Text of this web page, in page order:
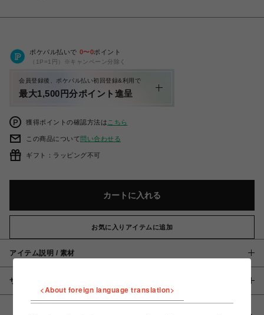
ポケパル払いで 0〜0ポイント
（1P=1円）※キャンペーン分除く
会員登録後、ポケパル払い初回登録&利用で
最大1,500円分ポイント進呈
獲得ポイントの確認方法は こちら
この商品について問い合わせる
ギフト：ラッピング不可
カートに入れる
お気に入りアイテムに追加
アイテム説明 / 素材
サイズ
<About foreign language translation>